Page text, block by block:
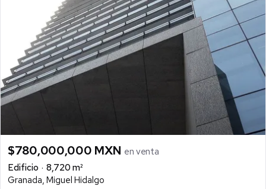
$780,000,000 MXN en venta
Edificio
8,720 m²
Granada, Miguel Hidalgo